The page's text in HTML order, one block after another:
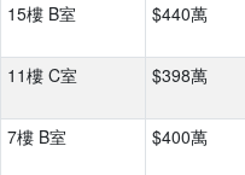
15樓 B室 $440萬
11樓 C室 $398萬
7樓 B室 $400萬